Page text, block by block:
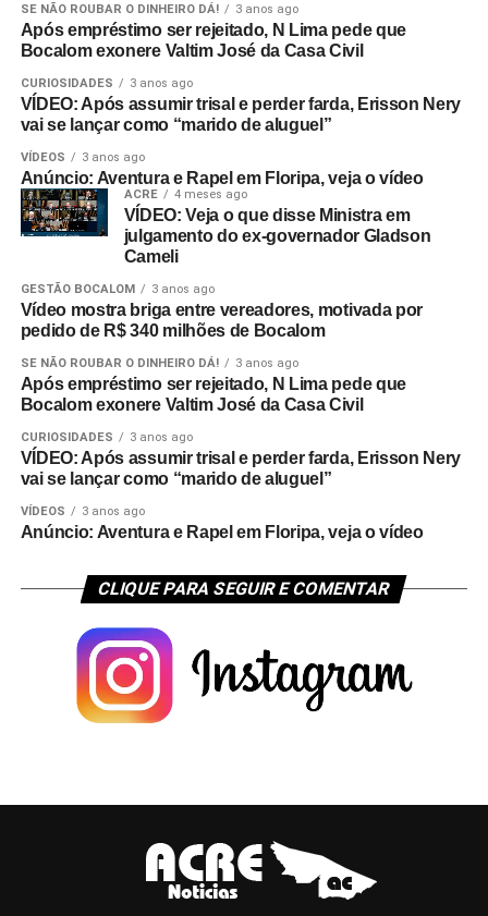
SE NÃO ROUBAR O DINHEIRO DÁ! 3 anos ago
Após empréstimo ser rejeitado, N Lima pede que
Bocalom exonere Valtim José da Casa Civil
CURIOSIDADES 3 anos ago
VÍDEO: Após assumir trisal e perder farda, Erisson Nery
vai se lançar como “marido de aluguel”
VÍDEOS 3 anos ago
Anúncio: Aventura e Rapel em Floripa, veja o vídeo
ACRE 4 meses ago
VÍDEO: Veja o que disse Ministra em
julgamento do ex-governador Gladson
Cameli
GESTÃO BOCALOM 3 anos ago
Vídeo mostra briga entre vereadores, motivada por
pedido de R$ 340 milhões de Bocalom
SE NÃO ROUBAR O DINHEIRO DÁ! 3 anos ago
Após empréstimo ser rejeitado, N Lima pede que
Bocalom exonere Valtim José da Casa Civil
CURIOSIDADES 3 anos ago
VÍDEO: Após assumir trisal e perder farda, Erisson Nery
vai se lançar como “marido de aluguel”
VÍDEOS 3 anos ago
Anúncio: Aventura e Rapel em Floripa, veja o vídeo
CLIQUE PARA SEGUIR E COMENTAR